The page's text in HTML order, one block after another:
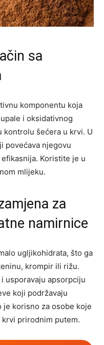
sa
komponentu koja
i oksidativnog
kontrolu šećera u krvi. U
povećava njegovu
Koristite je u
mlijeku.
za
namirnice
ugljikohidrata, što ga
krompir ili rižu.
usporavaju apsorpciju
koji podržavaju
korisno za osobe koje
prirodnim putem.